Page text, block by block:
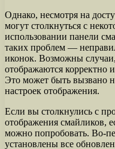
Однако, несмотря на
могут столкнуться с
использовании панели
таких проблем —
иконок. Возможны
отображаются корректно
Это может быть вызвано
настроек отображения.
Если вы столкнулись с
отображения смайликов,
можно попробовать. Во-
установлены все